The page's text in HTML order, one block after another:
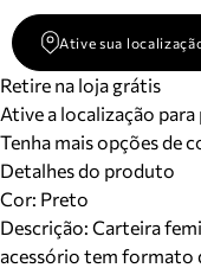
Ative sua
Retire na loja grátis
Ative a localização
Tenha mais opções de
Detalhes do produto
Cor: Preto
Descrição: Carteira
acessório tem formato